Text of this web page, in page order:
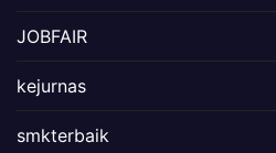
JOBFAIR
kejurnas
smkterbaik